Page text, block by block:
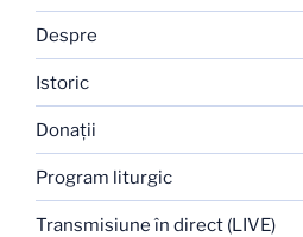
Despre
Istoric
Donaţii
Program liturgic
Transmisiune în direct (LIVE)